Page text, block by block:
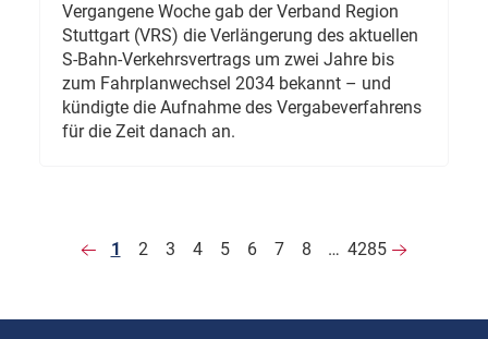
Vergangene Woche gab der Verband Region
Stuttgart (VRS) die Verlängerung des aktuellen
S-Bahn-Verkehrsvertrags um zwei Jahre bis
zum Fahrplanwechsel 2034 bekannt – und
kündigte die Aufnahme des Vergabeverfahrens
für die Zeit danach an.
1 2 3 4 5 6 7 8 … 4285